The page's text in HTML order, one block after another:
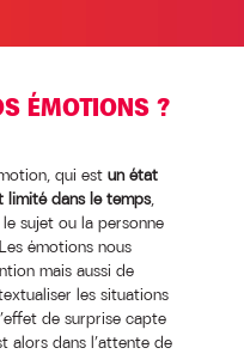
ÉMOTIONS ?
qui est un état
limité dans le temps,
sujet ou la personne
émotions nous
mais aussi de
les situations
de surprise capte
alors dans l’attente de